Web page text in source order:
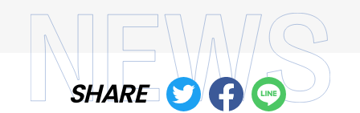
SHARE